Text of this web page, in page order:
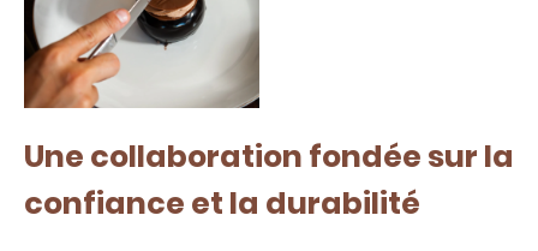
Une collaboration fondée sur la
confiance et la durabilité